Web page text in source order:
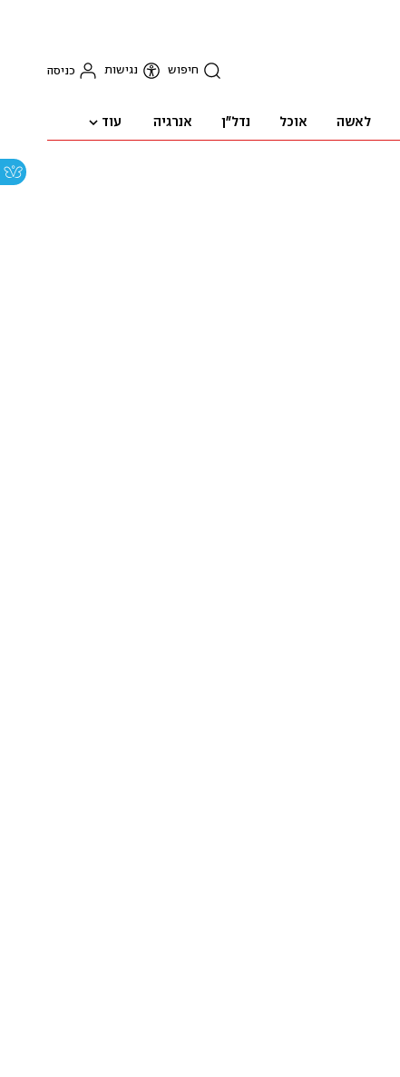
חיפוש נגישות כניסה
לאשה אוכל נדל"ן אנרגיה עוד